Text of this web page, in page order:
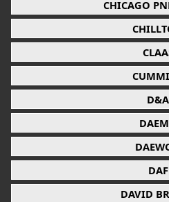
CHICAGO
D&A
DAF
DAVID